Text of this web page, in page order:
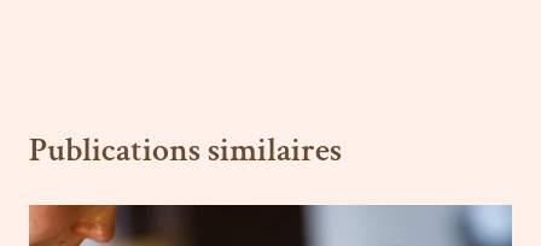
Publications similaires